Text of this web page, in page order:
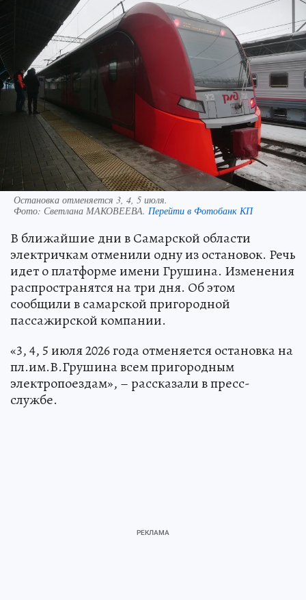
Остановка отменяется 3, 4, 5 июля.
Фото: Светлана МАКОВЕЕВА. Перейти в Фотобанк КП
В ближайшие дни в Самарской области
электричкам отменили одну из остановок. Речь
идет о платформе имени Грушина. Изменения
распространятся на три дня. Об этом
сообщили в самарской пригородной
пассажирской компании.
«3, 4, 5 июля 2026 года отменяется остановка на
пл.им.В.Грушина всем пригородным
электропоездам», – рассказали в пресс-
службе.